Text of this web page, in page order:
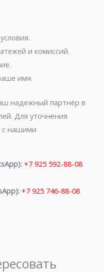
и комиссий.
имя.
надежный партнёр в
Для уточнения
с нашими
+7 925 592-88-08
+7 925 746-88-08